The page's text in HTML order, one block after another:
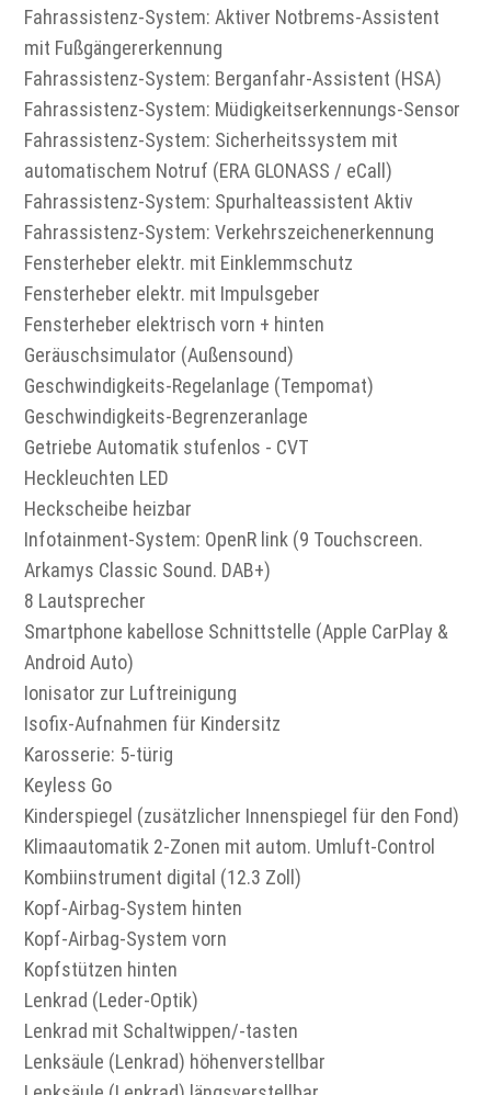
Fahrassistenz-System: Aktiver Notbrems-Assistent
mit Fußgängererkennung
Fahrassistenz-System: Berganfahr-Assistent (HSA)
Fahrassistenz-System: Müdigkeitserkennungs-Sensor
Fahrassistenz-System: Sicherheitssystem mit
automatischem Notruf (ERA GLONASS / eCall)
Fahrassistenz-System: Spurhalteassistent Aktiv
Fahrassistenz-System: Verkehrszeichenerkennung
Fensterheber elektr. mit Einklemmschutz
Fensterheber elektr. mit Impulsgeber
Fensterheber elektrisch vorn + hinten
Geräuschsimulator (Außensound)
Geschwindigkeits-Regelanlage (Tempomat)
Geschwindigkeits-Begrenzeranlage
Getriebe Automatik stufenlos - CVT
Heckleuchten LED
Heckscheibe heizbar
Infotainment-System: OpenR link (9 Touchscreen.
Arkamys Classic Sound. DAB+)
8 Lautsprecher
Smartphone kabellose Schnittstelle (Apple CarPlay &
Android Auto)
Ionisator zur Luftreinigung
Isofix-Aufnahmen für Kindersitz
Karosserie: 5-türig
Keyless Go
Kinderspiegel (zusätzlicher Innenspiegel für den Fond)
Klimaautomatik 2-Zonen mit autom. Umluft-Control
Kombiinstrument digital (12.3 Zoll)
Kopf-Airbag-System hinten
Kopf-Airbag-System vorn
Kopfstützen hinten
Lenkrad (Leder-Optik)
Lenkrad mit Schaltwippen/-tasten
Lenksäule (Lenkrad) höhenverstellbar